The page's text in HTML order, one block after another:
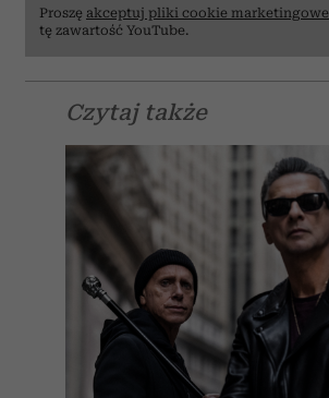
Proszę akceptuj pliki cookie marketingowe
tę zawartość YouTube.
Czytaj także